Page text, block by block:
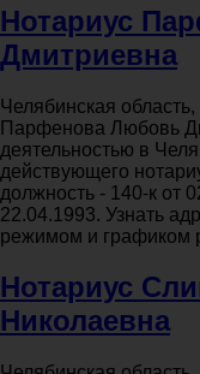
Нотариус
Дмитриевна
Челябинская
Парфенова Любовь
деятельностью в
действующего
должность - 140-к от
22.04.1993. Узнать
режимом и графиком
Нотариус
Николаевна